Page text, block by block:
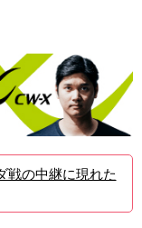
戦の中継に現れた